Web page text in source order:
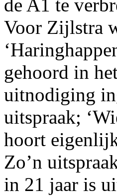
de A1 te
Voor Zijlstra
gehoord in
uitnodiging
uitspraak;
hoort
Zo’n
in 21 jaar is